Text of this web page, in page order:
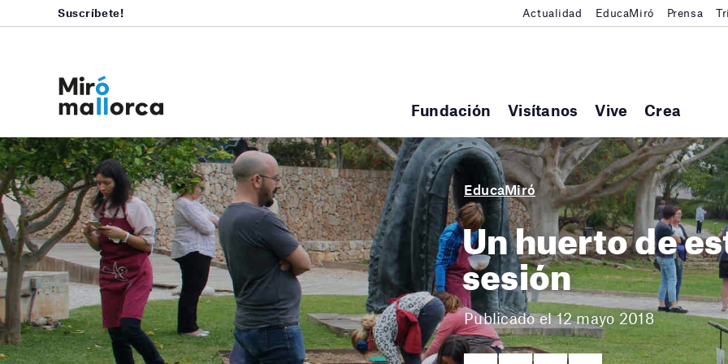
Fundación Visítanos Vive Crea
Suscríbete! Actualidad EducaMiró Prensa
EducaMiró
Un huerto de
sesión
Publicado el 12 mayo 2018